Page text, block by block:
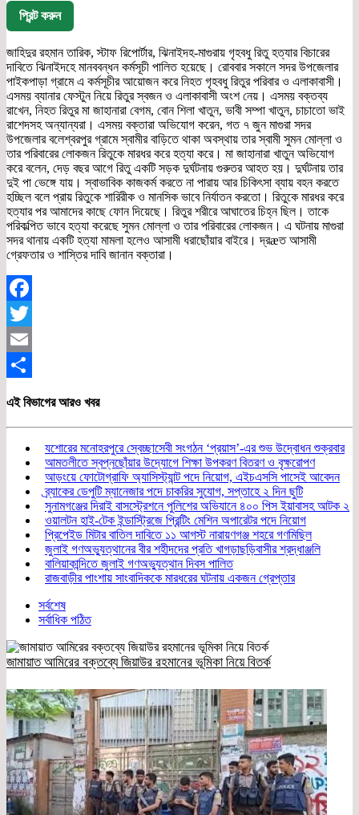
প্রিন্ট করুন
জাহিদুর রহমান তারিক, স্টাফ রিপোর্টার, ঝিনাইদহ-মাগুরায় গৃহবধু রিতু হত্যার বিচারের
দাবিতে ঝিনাইদহে মানববন্ধন কর্মসূচী পালিত হয়েছে। রোববার সকালে সদর উপজেলার
পাইকপাড়া গ্রামে এ কর্মসূচীর আয়োজন করে নিহত গৃহবধু রিতুর পরিবার ও এলাকাবাসী।
এসময় ব্যানার ফেস্টুন নিয়ে রিতুর স্বজন ও এলাকাবাসী অংশ নেয়। এসময় বক্তব্য
রাখেন, নিহত রিতুর মা জাহানারা বেগম, বোন শিলা খাতুন, ভাবী সম্পা খাতুন, চাচাতো ভাই
রাশেদসহ অন্যান্যরা। এসময় বক্তারা অভিযোগ করেন, গত ৭ জুন মাগুরা সদর
উপজেলার বলেশ্বরপুর গ্রামে স্বামীর বাড়িতে থাকা অবস্থায় তার স্বামী সুমন মোল্লা ও
তার পরিবারের লোকজন রিতুকে মারধর করে হত্যা করে। মা জাহানারা খাতুন অভিযোগ
করে বলেন, দেড় বছর আগে রিতু একটি সড়ক দুর্ঘটনায় গুরুতর আহত হয়। দুর্ঘটনায় তার
দুই পা ভেঙ্গে যায়। স্বাভাবিক কাজকর্ম করতে না পারায় আর চিকিৎসা ব্যায় বহন করতে
হচ্ছিল বলে প্রায় রিতুকে শারিরীক ও মানসিক ভাবে নির্যাতন করতো। রিতুকে মারধর করে
হত্যার পর আমাদের কাছে ফোন দিয়েছে। রিতুর শরীরে আঘাতের চিহ্ন ছিল। তাকে
পরিকল্পিত ভাবে হত্যা করেছে সুমন মোল্লা ও তার পরিবারের লোকজন। এ ঘটনায় মাগুরা
সদর থানায় একটি হত্যা মামলা হলেও আসামী ধরাছোঁয়ার বাইরে। দ্রæত আসামী
গ্রেফতার ও শাস্তির দাবি জানান বক্তারা।
Facebook
Twitter
Email
এই বিভাগের আরও খবর
যশোরের মনোহরপুরে স্বেচ্ছাসেবী সংগঠন ‘প্রয়াস’-এর শুভ উদ্বোধন শুক্রবার
আমতলীতে স্বপ্নছোঁয়ার উদ্যোগে শিক্ষা উপকরণ বিতরণ ও বৃক্ষরোপণ
আড়ংয়ে ফোটোগ্রাফি অ্যাসিস্ট্যান্ট পদে নিয়োগ, এইচএসসি পাসেই আবেদন
ব্র্যাকের ডেপুটি ম্যানেজার পদে চাকরির সুযোগ, সপ্তাহে ২ দিন ছুটি
সুনামগঞ্জের দিরাই বাসস্ট্রেশনে পুলিশের অভিযানে ৪০০ পিস ইয়াবাসহ আটক ২
ওয়ালটন হাই-টেক ইন্ডাস্ট্রিজে প্রিন্টিং মেশিন অপারেটর পদে নিয়োগ
প্রিপেইড মিটার বাতিল দাবিতে ১১ আগস্ট নারায়ণগঞ্জ শহরে গণমিছিল
জুলাই গণঅভ্যুত্থানের বীর শহীদদের প্রতি খাগড়াছড়িবাসীর শ্রদ্ধাঞ্জলি
বালিয়াকান্দিতে জুলাই গণঅভ্যুত্থান দিবস পালিত
রাজবাড়ীর পাংশায় সাংবাদিককে মারধরের ঘটনায় একজন গ্রেপ্তার
সর্বশেষ
সর্বাধিক পঠিত
জামায়াত আমিরের বক্তব্যে জিয়াউর রহমানের ভূমিকা নিয়ে বিতর্ক